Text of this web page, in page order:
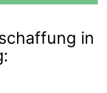
in
: